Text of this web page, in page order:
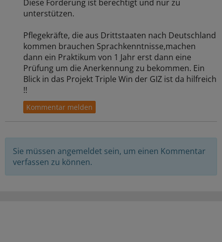
Diese Forderung ist berechtigt und nur zu
unterstützen.
Pflegekräfte, die aus Drittstaaten nach Deutschland
kommen brauchen Sprachkenntnisse,machen
dann ein Praktikum von 1 Jahr erst dann eine
Prüfung um die Anerkennung zu bekommen. Ein
Blick in das Projekt Triple Win der GIZ ist da hilfreich
!!
Sie müssen angemeldet sein, um einen Kommentar
verfassen zu können.